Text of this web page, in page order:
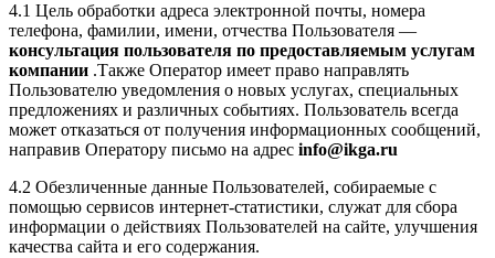
4.1 Цель обработки адреса электронной почты, номера
телефона, фамилии, имени, отчества Пользователя —
консультация пользователя по предоставляемым услугам
компании .Также Оператор имеет право направлять
Пользователю уведомления о новых услугах, специальных
предложениях и различных событиях. Пользователь всегда
может отказаться от получения информационных сообщений,
направив Оператору письмо на адрес info@ikga.ru
4.2 Обезличенные данные Пользователей, собираемые с
помощью сервисов интернет-статистики, служат для сбора
информации о действиях Пользователей на сайте, улучшения
качества сайта и его содержания.